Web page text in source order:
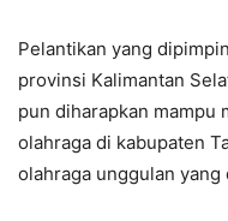
Pelantikan yang
provinsi Kalimantan
pun diharapkan mampu
olahraga di kabupaten
olahraga unggulan